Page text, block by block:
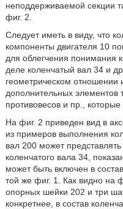
неподдерживаемой секции
фиг. 2.
Следует иметь в виду, что
компоненты двигателя 10
для облегчения понимания
деле коленчатый вал 34 и
геометрическом отношении
дополнительных
противовесов и пр.,
На фиг. 2 приведен вид в
из примеров выполнения
вал 200 может
коленчатого вала 34,
может быть включен в
той же фиг. 1. Как видно на
опорных шейки 202 и три
конкретнее, в состав